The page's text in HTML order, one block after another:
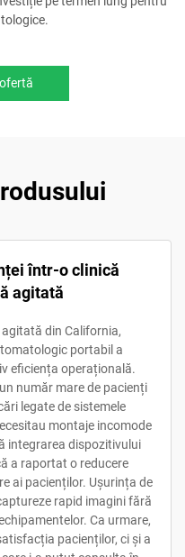
într-o clinică
agitată
din California,
portabil a
eficiența operațională.
număr mare de pacienți
legate de sistemele
montaje incomode
integrarea dispozitivului
a raportat o reducere
ai pacienților. Ușurința de
rapid imagini fără
Ca urmare,
pacienților, ci și a